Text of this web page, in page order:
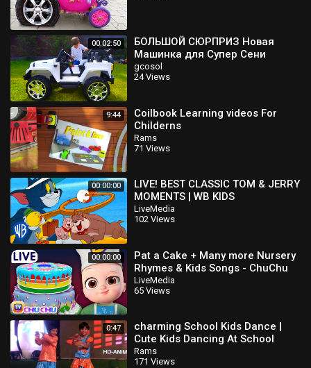
00:02:50
БОЛЬШОЙ СЮРПРИЗ Новая
Машинка для Супер Сени
gcosol
24 Views
9:44
Coilbook Learning videos For
Childerns
Rams
71 Views
00:00:00
LIVE! BEST CLASSIC TOM & JERRY
MOMENTS | WB KIDS
LiveMedia
102 Views
00:00:00
Pat a Cake + Many more Nursery
Rhymes & Kids Songs - ChuChu
TV LIVE
LiveMedia
65 Views
0:47
charming School Kids Dance |
Cute Kids Dancing At School
Event
Rams
171 Views